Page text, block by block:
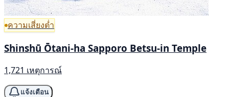
ความเสี่ยงต่ำ
Shinshū Ōtani-ha Sapporo Betsu-in Temple
1,721 เหตุการณ์
แจ้งเตือน